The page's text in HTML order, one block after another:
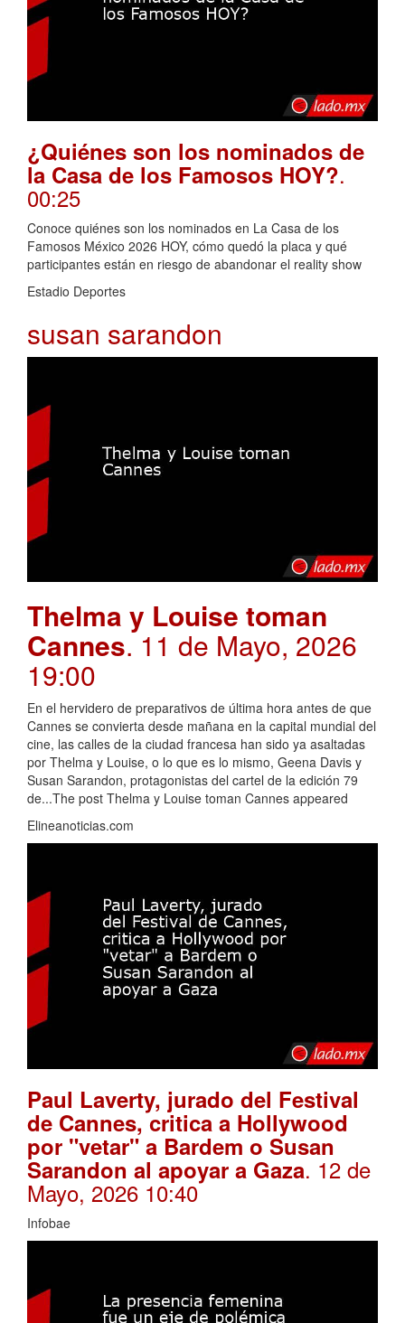
¿Quiénes son los nominados de
la Casa de los Famosos HOY?.
00:25
Conoce quiénes son los nominados en La Casa de los
Famosos México 2026 HOY, cómo quedó la placa y qué
participantes están en riesgo de abandonar el reality show
Estadio Deportes
susan sarandon
Thelma y Louise toman
Cannes. 11 de Mayo, 2026
19:00
En el hervidero de preparativos de última hora antes de que
Cannes se convierta desde mañana en la capital mundial del
cine, las calles de la ciudad francesa han sido ya asaltadas
por Thelma y Louise, o lo que es lo mismo, Geena Davis y
Susan Sarandon, protagonistas del cartel de la edición 79
de...The post Thelma y Louise toman Cannes appeared
Elineanoticias.com
Paul Laverty, jurado del Festival
de Cannes, critica a Hollywood
por "vetar" a Bardem o Susan
Sarandon al apoyar a Gaza. 12 de
Mayo, 2026 10:40
Infobae